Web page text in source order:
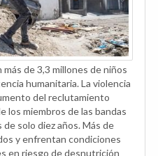
de 3,3 millones de niños
humanitaria. La violencia
del reclutamiento
los miembros de las bandas
solo diez años. Más de
y enfrentan condiciones
en riesgo de desnutrición